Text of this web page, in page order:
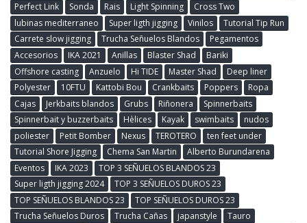
Perfect Link
Sonda Rais Light Spinning
Cross Two
lubinas mediterraneo
Super ligth jigging Vinilos
Tutorial Tip Run
Carrete slow jigging
Trucha Señuelos Blandos
Pegamentos
Accesorios
IKA 2021 Anillas Blaster Shad
Bariki
Offshore casting
Anzuelo Hi TIDE Master Shad
Deep liner
Polyester
10FTU Kattobi Bou Crankbaits Poppers
Ropa
Cajas
Jerkbaits blandos Grubs Riñonera
Spinnerbaits
Spinnerbait y buzzerbaits
Hèlices Kayak swimbaits
nudos
poliester
Petit Bomber Nexus TEROTERO
ten feet under
Tutorial Shore Jigging
Chema San Martin
Alberto Burundarena
Eventos
IKA 2023
TOP 3 SEÑUELOS BLANDOS 23
Super ligth jigging 2024
TOP 3 SEÑUELOS DUROS 23
TOP SEÑUELOS BLANDOS 23
TOP SEÑUELOS DUROS 23
Trucha Señuelos Duros
Trucha Cañas japanstyle
Tauro